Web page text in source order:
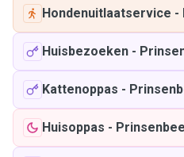
Hondenuitlaatservice -
Huisbezoeken -
Kattenoppas -
Huisoppas -